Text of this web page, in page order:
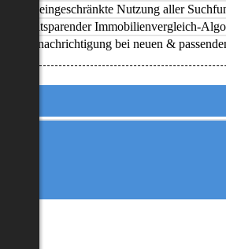
Uneingeschränkte Nutzung aller
Zeitsparender Immobilienvergleich-
Benachrichtigung bei neuen &